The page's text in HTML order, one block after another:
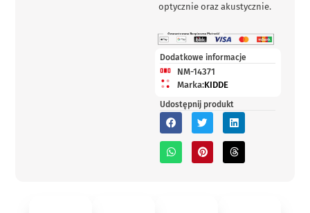
optycznie oraz akustycznie.
Dodatkowe informacje
NM-14371
Marka:KIDDE
Udostępnij produkt